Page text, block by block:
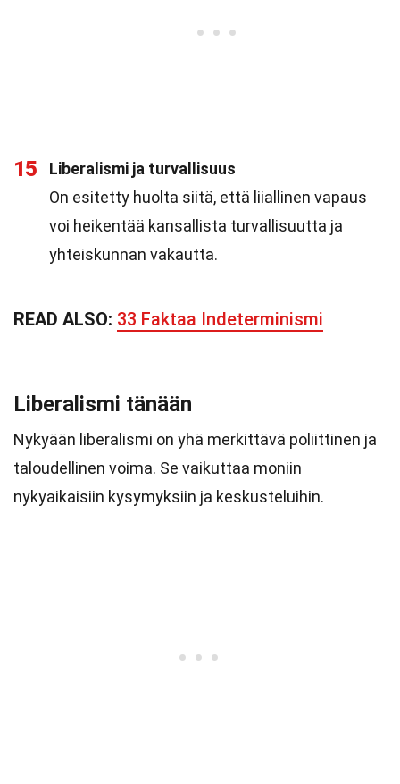
15
Liberalismi ja turvallisuus
On esitetty huolta siitä, että liiallinen vapaus
voi heikentää kansallista turvallisuutta ja
yhteiskunnan vakautta.
READ ALSO: 33 Faktaa Indeterminismi
Liberalismi tänään
Nykyään liberalismi on yhä merkittävä poliittinen ja
taloudellinen voima. Se vaikuttaa moniin
nykyaikaisiin kysymyksiin ja keskusteluihin.